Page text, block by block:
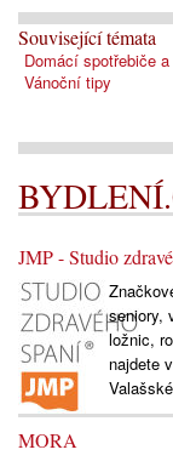
Související témata
Domácí spotřebiče
Vánoční tipy
JMP - Studio
seniory,
ložnic,
najdete
MORA